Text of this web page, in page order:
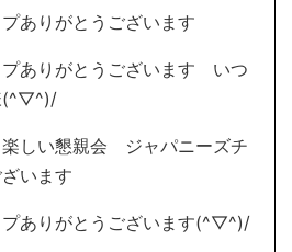
ありがとうございます
プありがとうございます いつ
(^▽^)/
しい懇親会 ジャパニーズチ
います
プありがとうございます(^▽^)/